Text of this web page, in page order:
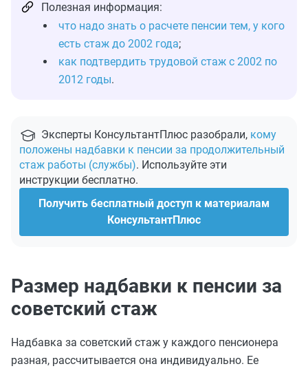
Полезная информация:
что надо знать о расчете пенсии тем, у кого
есть стаж до 2002 года;
как подтвердить трудовой стаж с 2002 по
2012 годы.
Эксперты КонсультантПлюс разобрали, кому
положены надбавки к пенсии за продолжительный
стаж работы (службы). Используйте эти
инструкции бесплатно.
Получить бесплатный доступ к материалам
КонсультантПлюс
Размер надбавки к пенсии за
советский стаж
Надбавка за советский стаж у каждого пенсионера
разная, рассчитывается она индивидуально. Ее